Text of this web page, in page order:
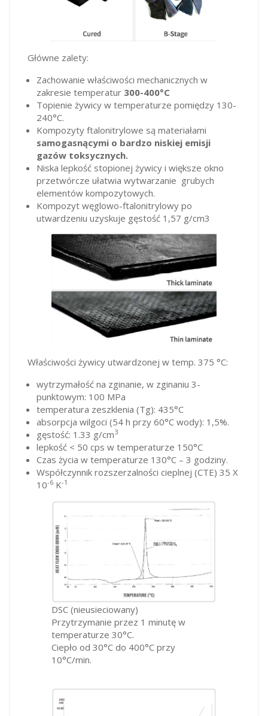
Główne zalety:
Zachowanie właściwości mechanicznych w
zakresie temperatur 300-400°C
Topienie żywicy w temperaturze pomiędzy 130-
240°C.
Kompozyty ftalonitrylowe są materiałami
samogasnącymi o bardzo niskiej emisji
gazów toksycznych.
Niska lepkość stopionej żywicy i większe okno
przetwórcze ułatwia wytwarzanie grubych
elementów kompozytowych.
Kompozyt węglowo-ftalonitrylowy po
utwardzeniu uzyskuje gęstość 1,57 g/cm3
Właściwości żywicy utwardzonej w temp. 375 °C:
wytrzymałość na zginanie, w zginaniu 3-
punktowym: 100 MPa
temperatura zeszklenia (Tg): 435°C
absorpcja wilgoci (54 h przy 60°C wody): 1,5%.
gęstość: 1.33 g/cm3
lepkość < 50 cps w temperaturze 150°C
Czas życia w temperaturze 130°C – 3 godziny.
Współczynnik rozszerzalności cieplnej (CTE) 35 X
10-6 K-1
DSC (nieusieciowany)
Przytrzymanie przez 1 minutę w
temperaturze 30°C.
Ciepło od 30°C do 400°C przy
10°C/min.